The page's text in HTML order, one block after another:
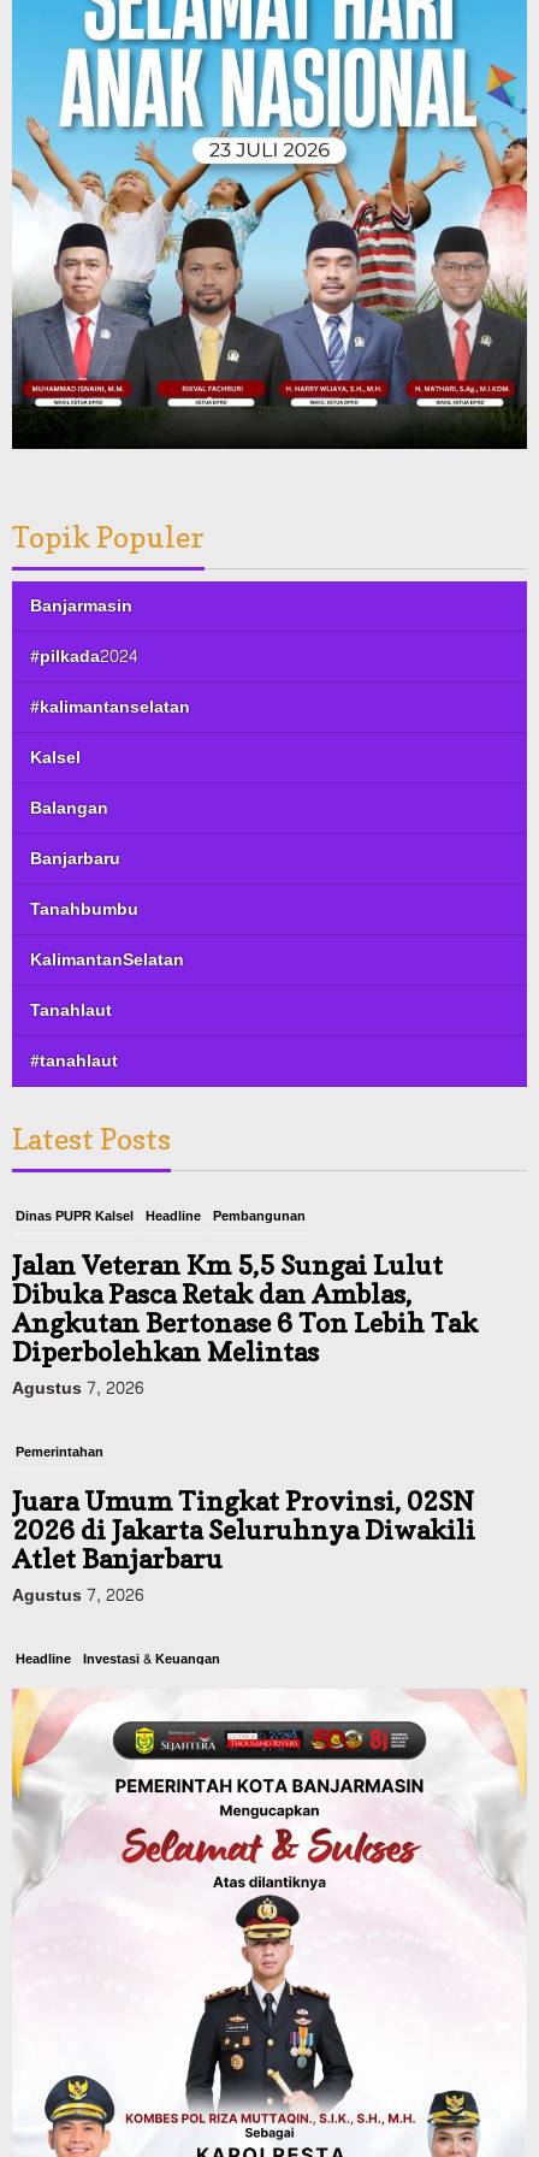
Topik Populer
Banjarmasin
#pilkada2024
#kalimantanselatan
Kalsel
Balangan
Banjarbaru
Tanahbumbu
KalimantanSelatan
Tanahlaut
#tanahlaut
Latest Posts
Dinas PUPR Kalsel Headline Pembangunan
Jalan Veteran Km 5,5 Sungai Lulut
Dibuka Pasca Retak dan Amblas,
Angkutan Bertonase 6 Ton Lebih Tak
Diperbolehkan Melintas
Agustus 7, 2026
Pemerintahan
Juara Umum Tingkat Provinsi, 02SN
2026 di Jakarta Seluruhnya Diwakili
Atlet Banjarbaru
Agustus 7, 2026
Headline Investasi & Keuangan
KUA-PPAS 2027 Banjarbaru Defisit 170
Miliar, Pendapatan 1,2 Triliun Belanja
1,37 Triliun, Tutup Kekurangan dari
SiLPA
Agustus 7, 2026
Kalsel
Operasi Sikat Intan 2026 Berakhir, Polda
Kalsel Amankan Ribuan Miras Hingga
Pemerintahan Sosial & Keagamaan